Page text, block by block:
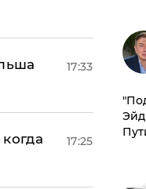
17:33
17:25